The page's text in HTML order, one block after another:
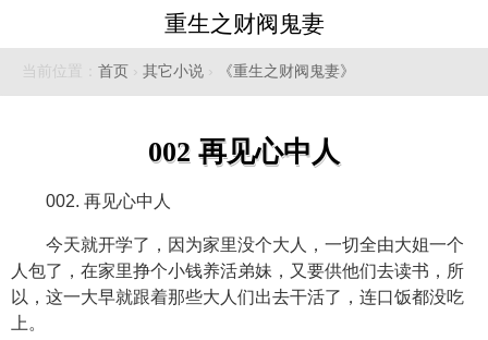
重生之财阀鬼妻
当前位置： 首页 › 其它小说 › 《重生之财阀鬼妻》
002 再见心中人
002. 再见心中人
今天就开学了，因为家里没个大人，一切全由大姐一个
人包了，在家里挣个小钱养活弟妹，又要供他们去读书，所
以，这一大早就跟着那些大人们出去干活了，连口饭都没吃
上。